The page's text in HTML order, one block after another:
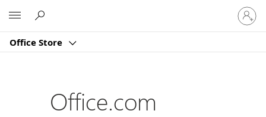
Office Store
Prijavite
se
na
Office.com